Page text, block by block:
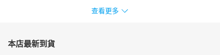
〇〇七年底投入公平貿易推廣工作，創辦台灣第一家取得國際公平
平，策劃台灣第一場公平貿易婚禮、公平貿易小旅行、公平貿易超
查看更多
本店最新到貨